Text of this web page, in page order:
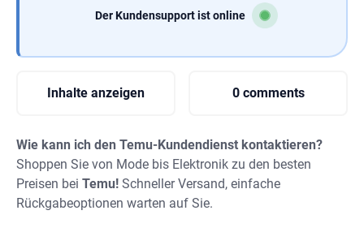
Der Kundensupport ist online
Inhalte anzeigen 0 comments
Wie kann ich den Temu-Kundendienst kontaktieren?
Shoppen Sie von Mode bis Elektronik zu den besten
Preisen bei Temu! Schneller Versand, einfache
Rückgabeoptionen warten auf Sie.